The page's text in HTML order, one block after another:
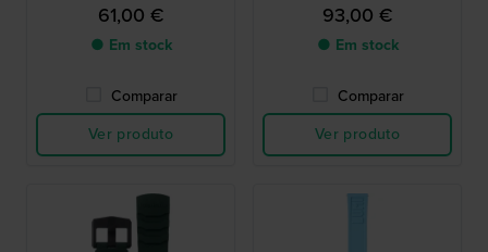
61,00 €
● Em stock
Comparar
Ver produto
93,00 €
● Em stock
Comparar
Ver produto